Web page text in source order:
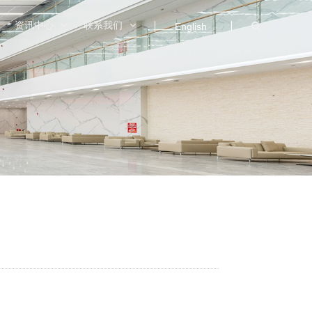
资讯中心 联系我们 English